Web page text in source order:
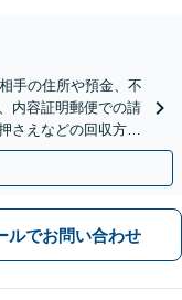
手の住所や預金、不
内容証明郵便での請
さえなどの回収方法
ルでお問い合わせ